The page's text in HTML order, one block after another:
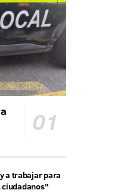
a trabajar para
ciudadanos"